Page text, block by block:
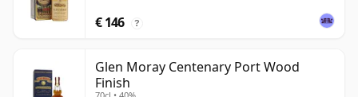
€ 146 ?
Glen Moray Centenary Port Wood
Finish